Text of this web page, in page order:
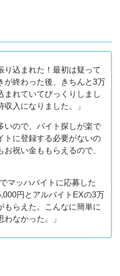
り込まれた！最初は疑って
が終わった後、きちんと3万
まれていてびっくりしまし
入になりました。」
いので、バイト探しが楽で
トに登録する必要がないの
祝い金ももらえるので、
マッハバイトに応募した
円とアルバイトEXの3万
もらえた。こんなに簡単に
なかった。」